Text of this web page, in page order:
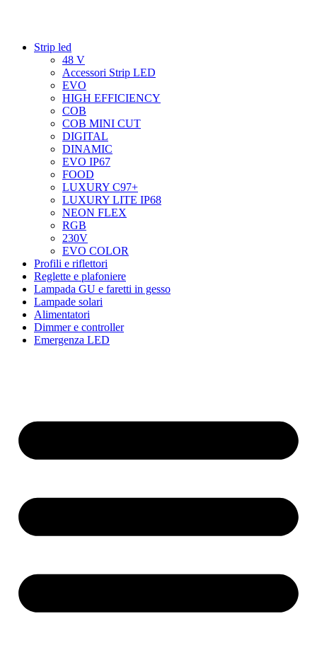
Strip led
48 V
Accessori Strip LED
EVO
HIGH EFFICIENCY
COB
COB MINI CUT
DIGITAL
DINAMIC
EVO IP67
FOOD
LUXURY C97+
LUXURY LITE IP68
NEON FLEX
RGB
230V
EVO COLOR
Profili e riflettori
Reglette e plafoniere
Lampada GU e faretti in gesso
Lampade solari
Alimentatori
Dimmer e controller
Emergenza LED